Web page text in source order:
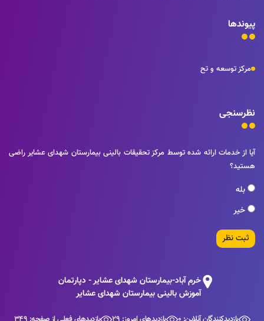
پیوندها
مرکز توسعه و تح
نظرسنجی
آیا از خدمات ارائه شده توسط مرکز تحقیقات بالینی بیمارستان شهدای عشایر راضی
هستید؟
بله
خیر
ثبت نظر
خرم آباد-بیمارستان شهدای عشایر - دپارتمان
آموزش بالینی بیمارستان شهدای عشایر